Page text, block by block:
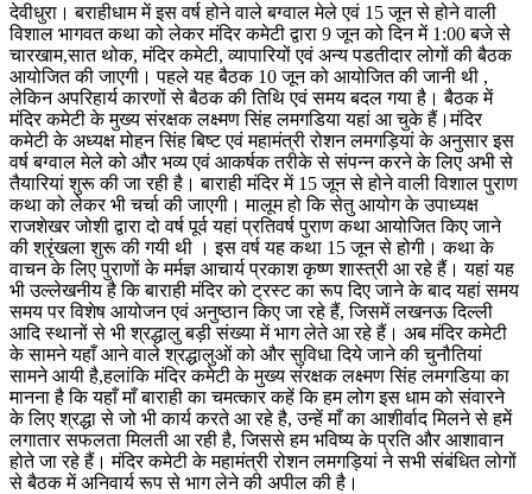
देवीधुरा। बराहीधाम में इस वर्ष होने वाले बग्वाल मेले एवं 15 जून से होने वाली
विशाल भागवत कथा को लेकर मंदिर कमेटी द्वारा 9 जून को दिन में 1:00 बजे से
चारखाम,सात थोक, मंदिर कमेटी, व्यापारियों एवं अन्य पडतीदार लोगों की बैठक
आयोजित की जाएगी। पहले यह बैठक 10 जून को आयोजित की जानी थी ,
लेकिन अपरिहार्य कारणों से बैठक की तिथि एवं समय बदल गया है। बैठक में
मंदिर कमेटी के मुख्य संरक्षक लक्ष्मण सिंह लमगडिया यहां आ चुके हैं।मंदिर
कमेटी के अध्यक्ष मोहन सिंह बिष्ट एवं महामंत्री रोशन लमगड़ियां के अनुसार इस
वर्ष बग्वाल मेले को और भव्य एवं आकर्षक तरीके से संपन्न करने के लिए अभी से
तैयारियां शुरू की जा रही है। बाराही मंदिर में 15 जून से होने वाली विशाल पुराण
कथा को लेकर भी चर्चा की जाएगी। मालूम हो कि सेतु आयोग के उपाध्यक्ष
राजशेखर जोशी द्वारा दो वर्ष पूर्व यहां प्रतिवर्ष पुराण कथा आयोजित किए जाने
की श्रृंखला शुरू की गयी थी । इस वर्ष यह कथा 15 जून से होगी। कथा के
वाचन के लिए पुराणों के मर्मज्ञ आचार्य प्रकाश कृष्ण शास्त्री आ रहे हैं। यहां यह
भी उल्लेखनीय है कि बाराही मंदिर को ट्रस्ट का रूप दिए जाने के बाद यहां समय
समय पर विशेष आयोजन एवं अनुष्ठान किए जा रहे हैं, जिसमें लखनऊ दिल्ली
आदि स्थानों से भी श्रद्धालु बड़ी संख्या में भाग लेते आ रहे हैं। अब मंदिर कमेटी
के सामने यहाँ आने वाले श्रद्धालुओं को और सुविधा दिये जाने की चुनौतियां
सामने आयी है,हलांकि मंदिर कमेटी के मुख्य संरक्षक लक्ष्मण सिंह लमगडिया का
मानना है कि यहाँ माँ बाराही का चमत्कार कहें कि हम लोग इस धाम को संवारने
के लिए श्रद्धा से जो भी कार्य करते आ रहे है, उन्हें माँ का आशीर्वाद मिलने से हमें
लगातार सफलता मिलती आ रही है, जिससे हम भविष्य के प्रति और आशावान
होते जा रहे हैं। मंदिर कमेटी के महामंत्री रोशन लमगड़ियां ने सभी संबंधित लोगों
से बैठक में अनिवार्य रूप से भाग लेने की अपील की है।